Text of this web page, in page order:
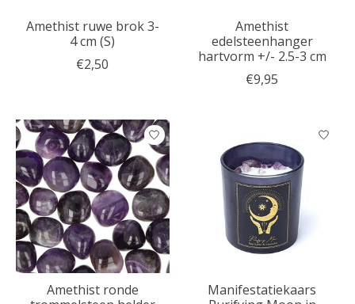
Amethist ruwe brok 3-
4 cm (S)
€2,50
Amethist
edelsteenhanger
hartvorm +/- 2.5-3 cm
€9,95
Amethist ronde
Manifestatiekaars